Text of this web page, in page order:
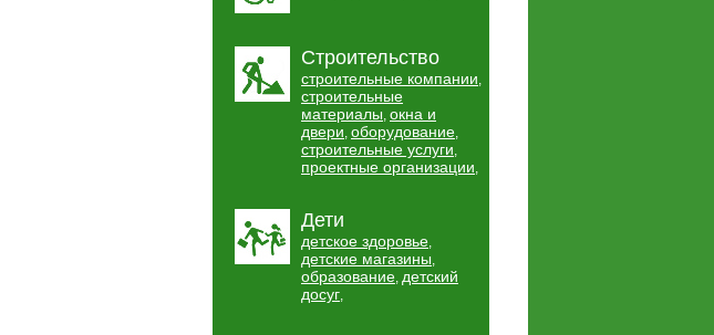
Строительство
строительные компании,
строительные
материалы, окна и
двери, оборудование,
строительные услуги,
проектные организации,
Дети
детское здоровье,
детские магазины,
образование, детский
досуг,